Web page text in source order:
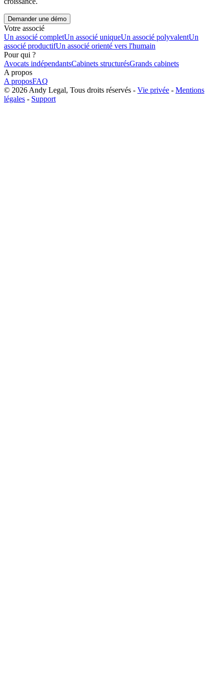
Demander une démo
Votre associé
Un associé completUn associé uniqueUn associé polyvalentUn
associé productifUn associé orienté vers l'humain
Pour qui ?
Avocats indépendantsCabinets structurésGrands cabinets
A propos
A proposFAQ
© 2026 Andy Legal, Tous droits réservés - Vie privée - Mentions
légales - Support